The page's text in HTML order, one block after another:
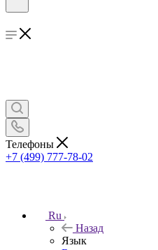
Телефоны
+7 (499) 777-78-02
Ru
Назад
Язык